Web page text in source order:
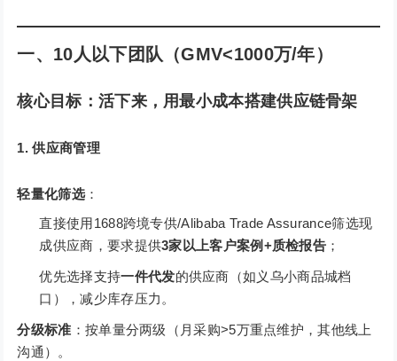
一、10人以下团队（GMV<1000万/年）
核心目标：活下来，用最小成本搭建供应链骨架
1. 供应商管理
轻量化筛选：
直接使用1688跨境专供/Alibaba Trade Assurance筛选现
成供应商，要求提供3家以上客户案例+质检报告 ；
优先选择支持一件代发的供应商（如义乌小商品城档
口），减少库存压力。
分级标准 ：按单量分两级（月采购>5万重点维护，其他线上
沟通）。